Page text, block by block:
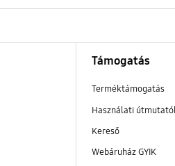
Támogatás
Terméktámogatás
Használati
Kereső
Webáruház GYIK